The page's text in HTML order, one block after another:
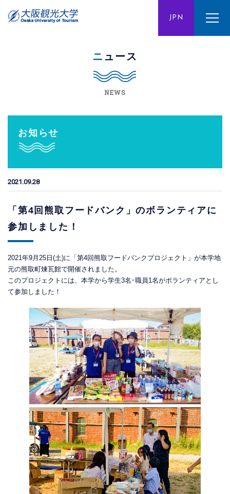
JPN
ENG CHN
ニュース
NEWS
お知らせ
2021.09.28
「第4回熊取フードバンク」のボランティアに
参加しました！
2021年9月25日(土)に「第4回熊取フードバンクプロジェクト」が本学地
元の熊取町煉瓦館で開催されました。
このプロジェクトには、本学から学生3名･職員1名がボランティアとし
て参加しました！